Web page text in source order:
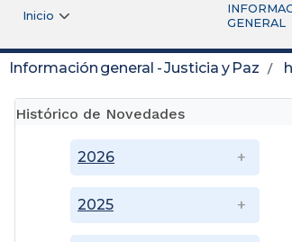
Inicio
GENERAL
Información general - Justicia y Paz
Histórico de Novedades
2025
2026